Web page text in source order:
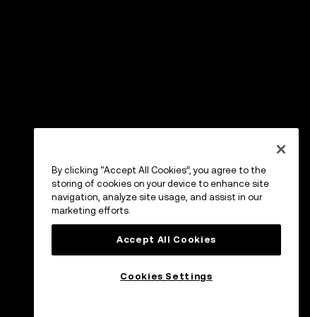
By clicking “Accept All Cookies”, you agree to the
storing of cookies on your device to enhance site
navigation, analyze site usage, and assist in our
marketing efforts.
Accept All Cookies
Cookies Settings